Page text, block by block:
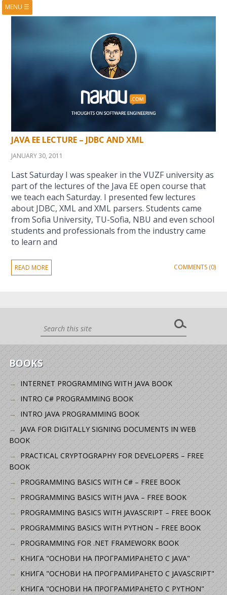
MENU ☰
JAVA EE LECTURE – JDBC AND XML
JANUARY 30, 2011
Last Saturday I was speaker in the VUZF university as
part of the lectures of the Java EE open course that
we teach each Saturday. I presented few lectures
about JDBC, XML and XML parsers. Students came
from Sofia University, TU-Sofia, NBU and even school
students and professionals from the industry came
to learn and
READ MORE COMMENTS (0)
BOOKS
INTERNET PROGRAMMING WITH JAVA BOOK
INTRO C# PROGRAMMING BOOK
INTRO JAVA PROGRAMMING BOOK
JAVA FOR DIGITALLY SIGNING DOCUMENTS IN WEB
BOOK
PRACTICAL CRYPTOGRAPHY FOR DEVELOPERS – FREE
BOOK
PROGRAMMING BASICS WITH C# – FREE BOOK
PROGRAMMING BASICS WITH JAVA – FREE BOOK
PROGRAMMING BASICS WITH JAVASCRIPT – FREE BOOK
PROGRAMMING BASICS WITH PYTHON – FREE BOOK
PROGRAMMING FOR .NET FRAMEWORK BOOK
КНИГА "ОСНОВИ НА ПРОГРАМИРАНЕТО С JAVA"
КНИГА "ОСНОВИ НА ПРОГРАМИРАНЕТО С JAVASCRIPT"
КНИГА "ОСНОВИ НА ПРОГРАМИРАНЕТО С PYTHON"